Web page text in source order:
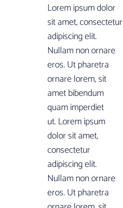
Lorem ipsum dolor
sit amet, consectetur
adipiscing elit.
Nullam non ornare
eros. Ut pharetra
ornare lorem, sit
amet bibendum
quam imperdiet
ut. Lorem ipsum
dolor sit amet,
consectetur
adipiscing elit.
Nullam non ornare
eros. Ut pharetra